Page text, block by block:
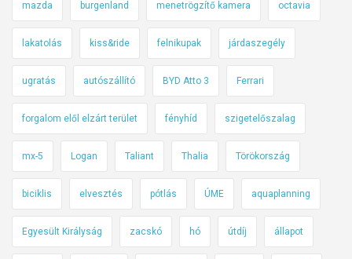
mazda burgenland menetrögzítő kamera octavia
lakatolás kiss&ride felnikupak járdaszegély
ugratás autószállító BYD Atto 3 Ferrari
forgalom elől elzárt terület fényhíd szigetelőszalag
mx-5 Logan Taliant Thalia Törökország
biciklis elvesztés pótlás ÚME aquaplanning
Egyesült Királyság zacskó hó útdíj állapot